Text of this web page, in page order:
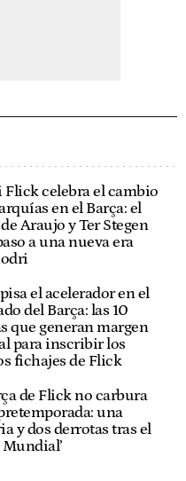
Flick celebra el cambio
en el Barça: el
Araujo y Ter Stegen
a una nueva era
el acelerador en el
del Barça: las 10
que generan margen
para inscribir los
fichajes de Flick
de Flick no carbura
una
y dos derrotas tras el
Mundial’